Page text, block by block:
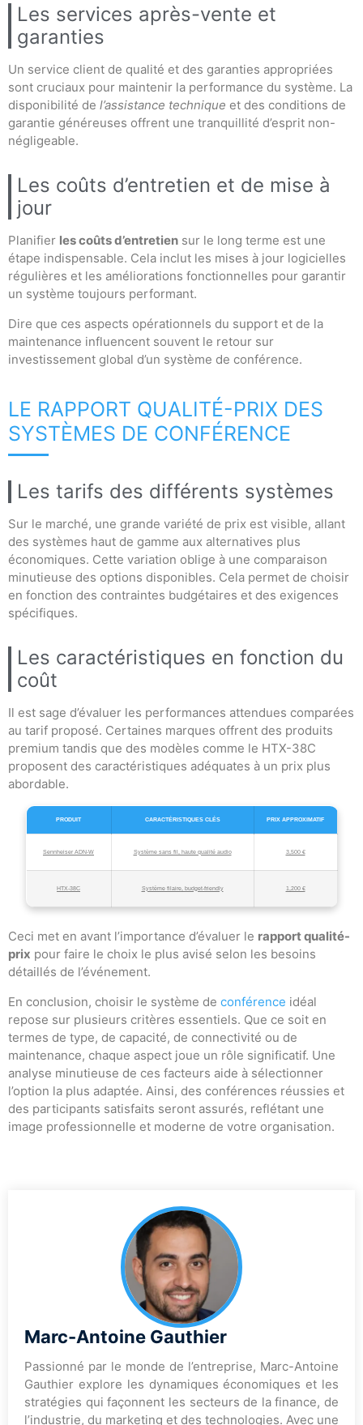
Les services après-vente et
garanties
Un service client de qualité et des garanties appropriées
sont cruciaux pour maintenir la performance du système. La
disponibilité de l’assistance technique et des conditions de
garantie généreuses offrent une tranquillité d’esprit non-
négligeable.
Les coûts d’entretien et de mise à
jour
Planifier les coûts d’entretien sur le long terme est une
étape indispensable. Cela inclut les mises à jour logicielles
régulières et les améliorations fonctionnelles pour garantir
un système toujours performant.
Dire que ces aspects opérationnels du support et de la
maintenance influencent souvent le retour sur
investissement global d’un système de conférence.
LE RAPPORT QUALITÉ-PRIX DES
SYSTÈMES DE CONFÉRENCE
Les tarifs des différents systèmes
Sur le marché, une grande variété de prix est visible, allant
des systèmes haut de gamme aux alternatives plus
économiques. Cette variation oblige à une comparaison
minutieuse des options disponibles. Cela permet de choisir
en fonction des contraintes budgétaires et des exigences
spécifiques.
Les caractéristiques en fonction du
coût
Il est sage d’évaluer les performances attendues comparées
au tarif proposé. Certaines marques offrent des produits
premium tandis que des modèles comme le HTX-38C
proposent des caractéristiques adéquates à un prix plus
abordable.
PRODUIT CARACTÉRISTIQUES CLÉS PRIX APPROXIMATIF
Sennheiser ADN-W Système sans fil, haute qualité audio 3,500 €
HTX-38C Système filaire, budget-friendly 1,200 €
Ceci met en avant l’importance d’évaluer le rapport qualité-
prix pour faire le choix le plus avisé selon les besoins
détaillés de l’événement.
En conclusion, choisir le système de conférence idéal
repose sur plusieurs critères essentiels. Que ce soit en
termes de type, de capacité, de connectivité ou de
maintenance, chaque aspect joue un rôle significatif. Une
analyse minutieuse de ces facteurs aide à sélectionner
l’option la plus adaptée. Ainsi, des conférences réussies et
des participants satisfaits seront assurés, reflétant une
image professionnelle et moderne de votre organisation.
Marc-Antoine Gauthier
Passionné par le monde de l’entreprise, Marc-Antoine
Gauthier explore les dynamiques économiques et les
stratégies qui façonnent les secteurs de la finance, de
l’industrie, du marketing et des technologies. Avec une